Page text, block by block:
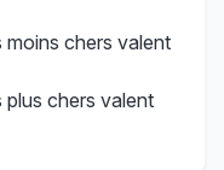
chers valent
chers valent